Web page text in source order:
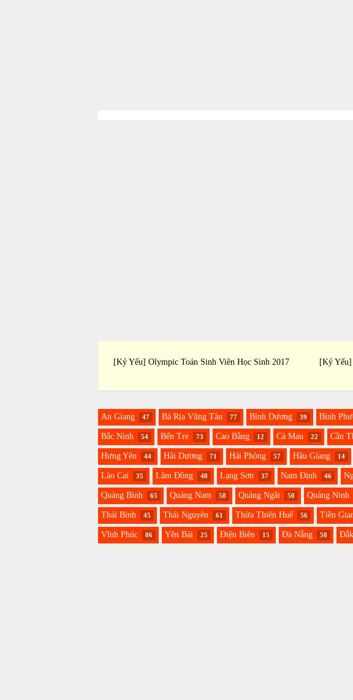
[Kỷ Yếu] Olympic Toán Sinh Viên Học Sinh 2017 [Kỷ Yếu]
An Giang 47 Bà Rịa Vũng Tàu 77 Bình Dương 39 Bình
Bắc Ninh 54 Bến Tre 73 Cao Bằng 12 Cà Mau 22 Cần
Hưng Yên 44 Hải Dương 71 Hải Phòng 57 Hậu Giang 14
Lào Cai 35 Lâm Đồng 48 Lạng Sơn 37 Nam Định 46
Quảng Bình 65 Quảng Nam 58 Quảng Ngãi 50 Quảng Ninh
Thái Bình 45 Thái Nguyên 61 Thừa Thiên Huế 56 Tiền
Vĩnh Phúc 86 Yên Bái 25 Điện Biên 15 Đà Nẵng 50